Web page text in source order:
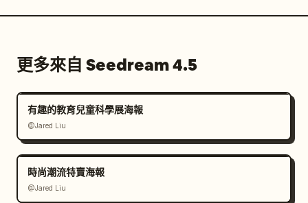
更多來自 Seedream 4.5
有趣的教育兒童科學展海報
@Jared Liu
時尚潮流特賣海報
@Jared Liu